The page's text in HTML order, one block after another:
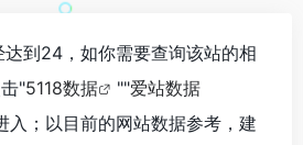
到24，如你需要查询该站的相
"5118数据 ""爱站数据
入；以目前的网站数据参考，建